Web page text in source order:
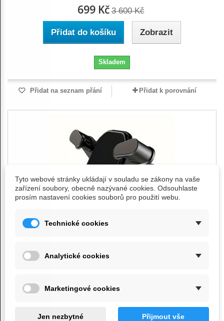
699 Kč 3 600 Kč
Přidat do košíku Zobrazit
Skladem
Přidat na seznam přání Přidat k porovnání
držák na mobilní telefon HookClip do...
260 Kč 360 Kč
Přidat do košíku Zobrazit
Tyto webové stránky ukládají v souladu se zákony na vaše
zařízení soubory, obecně nazývané cookies. Odsouhlaste
prosím nastavení cookies souborů pro použití webu.
Technické cookies
Analytické cookies
Marketingové cookies
Jen nezbytné Přijmout vše